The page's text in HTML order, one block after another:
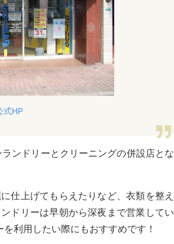
式HP
ンドリーとクリーニングの併設店とな
仕上げてもらえたりなど、衣類を整え
ドリーは早朝から深夜まで営業してい
利用したい際にもおすすめです！